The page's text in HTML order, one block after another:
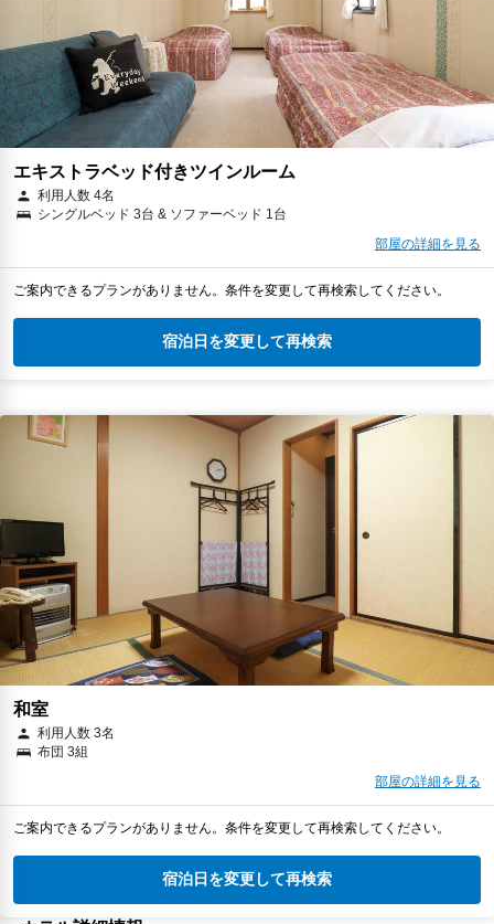
エキストラベッド付きツインルーム
利用人数 4名
シングルベッド 3台 & ソファーベッド 1台
部屋の詳細を見る
ご案内できるプランがありません。条件を変更して再検索してください。
宿泊日を変更して再検索
和室
利用人数 3名
布団 3組
部屋の詳細を見る
ご案内できるプランがありません。条件を変更して再検索してください。
宿泊日を変更して再検索